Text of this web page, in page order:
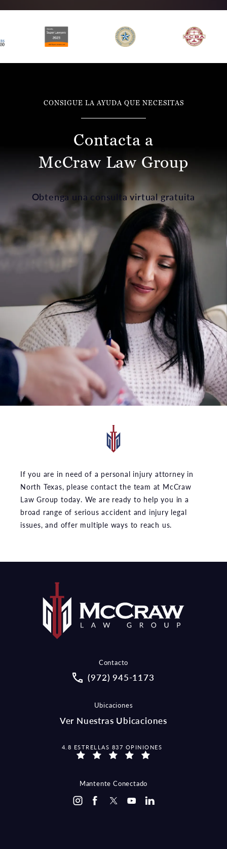
CONSIGUE LA AYUDA QUE NECESITAS
Contacta a
McCraw Law Group
Obtenga una consulta virtual gratuita
If you are in need of a personal injury attorney in
North Texas, please contact the team at McCraw
Law Group today. We are ready to help you in a
broad range of serious accident and injury legal
issues, and offer multiple ways to reach us.
Contacto
Call McCraw Law Group on the
(972) 945-1173
Ubicaciones
Ver Nuestras Ubicaciones
MCCRAW LAW GROUP OPINIONES:
4.8 ESTRELLAS 837 OPINIONES
Mantente Conectado